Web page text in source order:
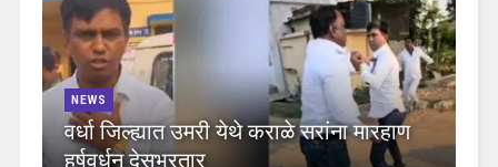
NEWS
वर्धा जिल्ह्यात उमरी येथे कराळे सरांना मारहाण
हर्षवर्धन देसभ्रतार